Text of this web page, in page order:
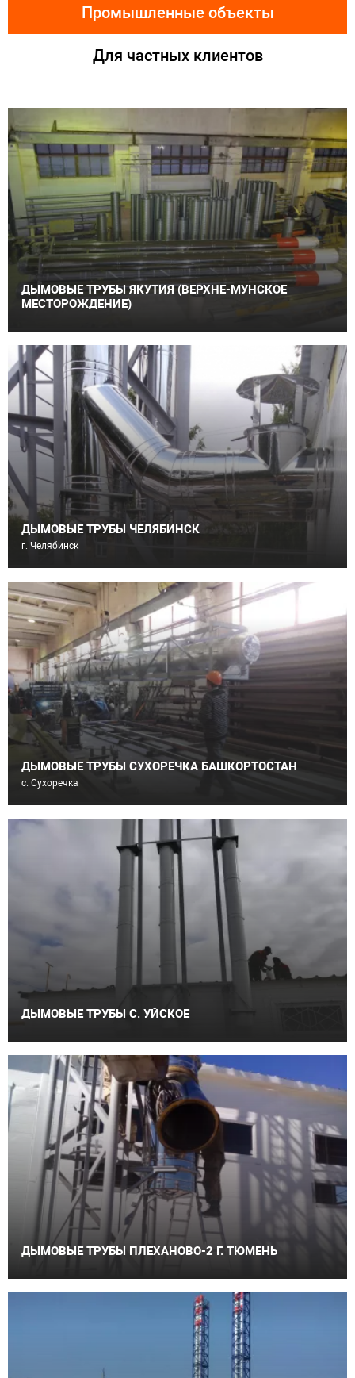
Промышленные объекты
Для частных клиентов
ДЫМОВЫЕ ТРУБЫ ЯКУТИЯ (ВЕРХНЕ-МУНСКОЕ
МЕСТОРОЖДЕНИЕ)
ДЫМОВЫЕ ТРУБЫ ЧЕЛЯБИНСК
г. Челябинск
ДЫМОВЫЕ ТРУБЫ СУХОРЕЧКА БАШКОРТОСТАН
с. Сухоречка
ДЫМОВЫЕ ТРУБЫ С. УЙСКОЕ
ДЫМОВЫЕ ТРУБЫ ПЛЕХАНОВО-2 Г. ТЮМЕНЬ